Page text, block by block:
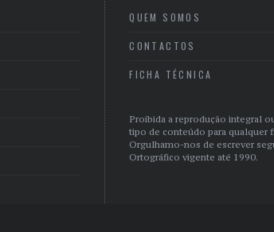
QUEM SOMOS
CONTACTOS
FICHA TÉCNICA
Proibida a reprodução integral
tipo de conteúdo para qualquer
Orgulhamo-nos de escrever
Ortográfico vigente até 1990.